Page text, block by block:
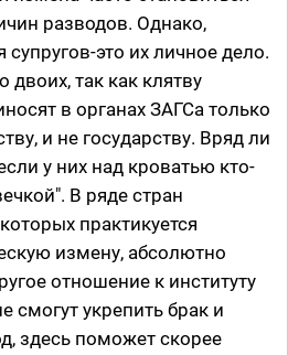
разводов. Однако,
это их личное дело.
двоих, так как клятву
в органах ЗАГСа только
и не государству. Вряд ли
у них над кроватью кто-
В ряде стран
практикуется
измену, абсолютно
отношение к институту
смогут укрепить брак и
здесь поможет скорее